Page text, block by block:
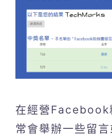
在經營Facebook
常會舉辦一些留